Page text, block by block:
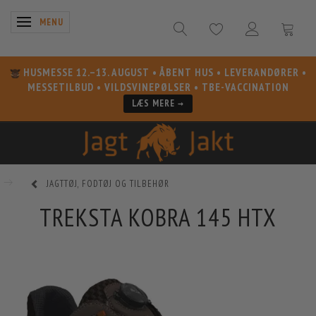
SKIFTE NAVIGATION
MENU
HUSMESSE 12.–13. AUGUST • ÅBENT HUS • LEVERANDØRER •
MESSETILBUD • VILDSVINEPØLSER • TBE-VACCINATION
LÆS MERE →
JAGTTØJ, FODTØJ OG TILBEHØR
TREKSTA KOBRA 145 HTX